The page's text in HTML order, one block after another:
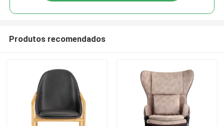
Produtos recomendados